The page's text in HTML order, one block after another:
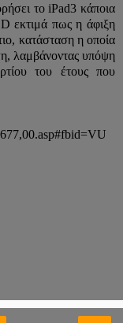
το iPad3 κάποια
εκτιμά πως η άφιξη
κατάσταση η οποία
λαμβάνοντας υπόψη
του έτους που